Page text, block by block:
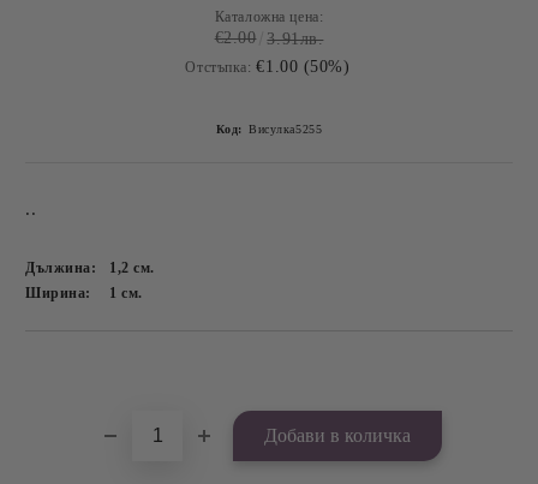
Каталожна цена:
€2.00 3.91лв.
Отстъпка: €1.00 (50%)
Код: Висулка5255
..
Дължина: 1,2см.
Ширина:
1см.